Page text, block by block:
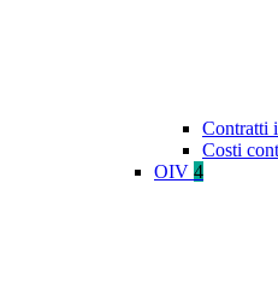
Contratti
Costi
OIV 4